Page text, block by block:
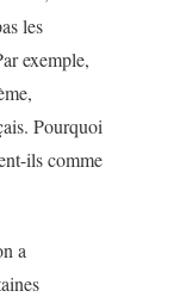
les
exemple,
Pourquoi
ils comme
a